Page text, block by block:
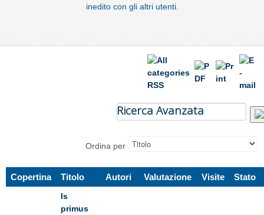
inedito con gli altri utenti.
Ricerca Avanzata
Ordina per
Copertina Titolo Autori Valutazione Visite Stato
Is
primus